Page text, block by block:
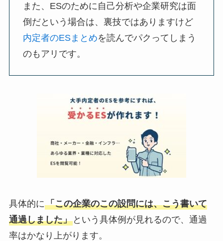
また、ESのために自己分析や企業研究は面
倒だという場合は、裏技ではありますけど
内定者のESまとめを読んでパクってしまう
のもアリです。
具体的に「この企業のこの設問には、こう書いて
通過しました」という具体例が見れるので、通過
率はかなり上がります。